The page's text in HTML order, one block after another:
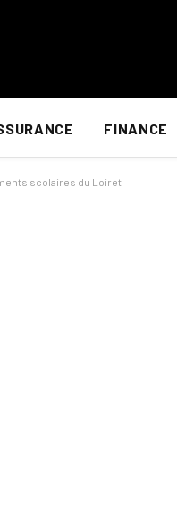
FINANCE
scolaires du Loiret